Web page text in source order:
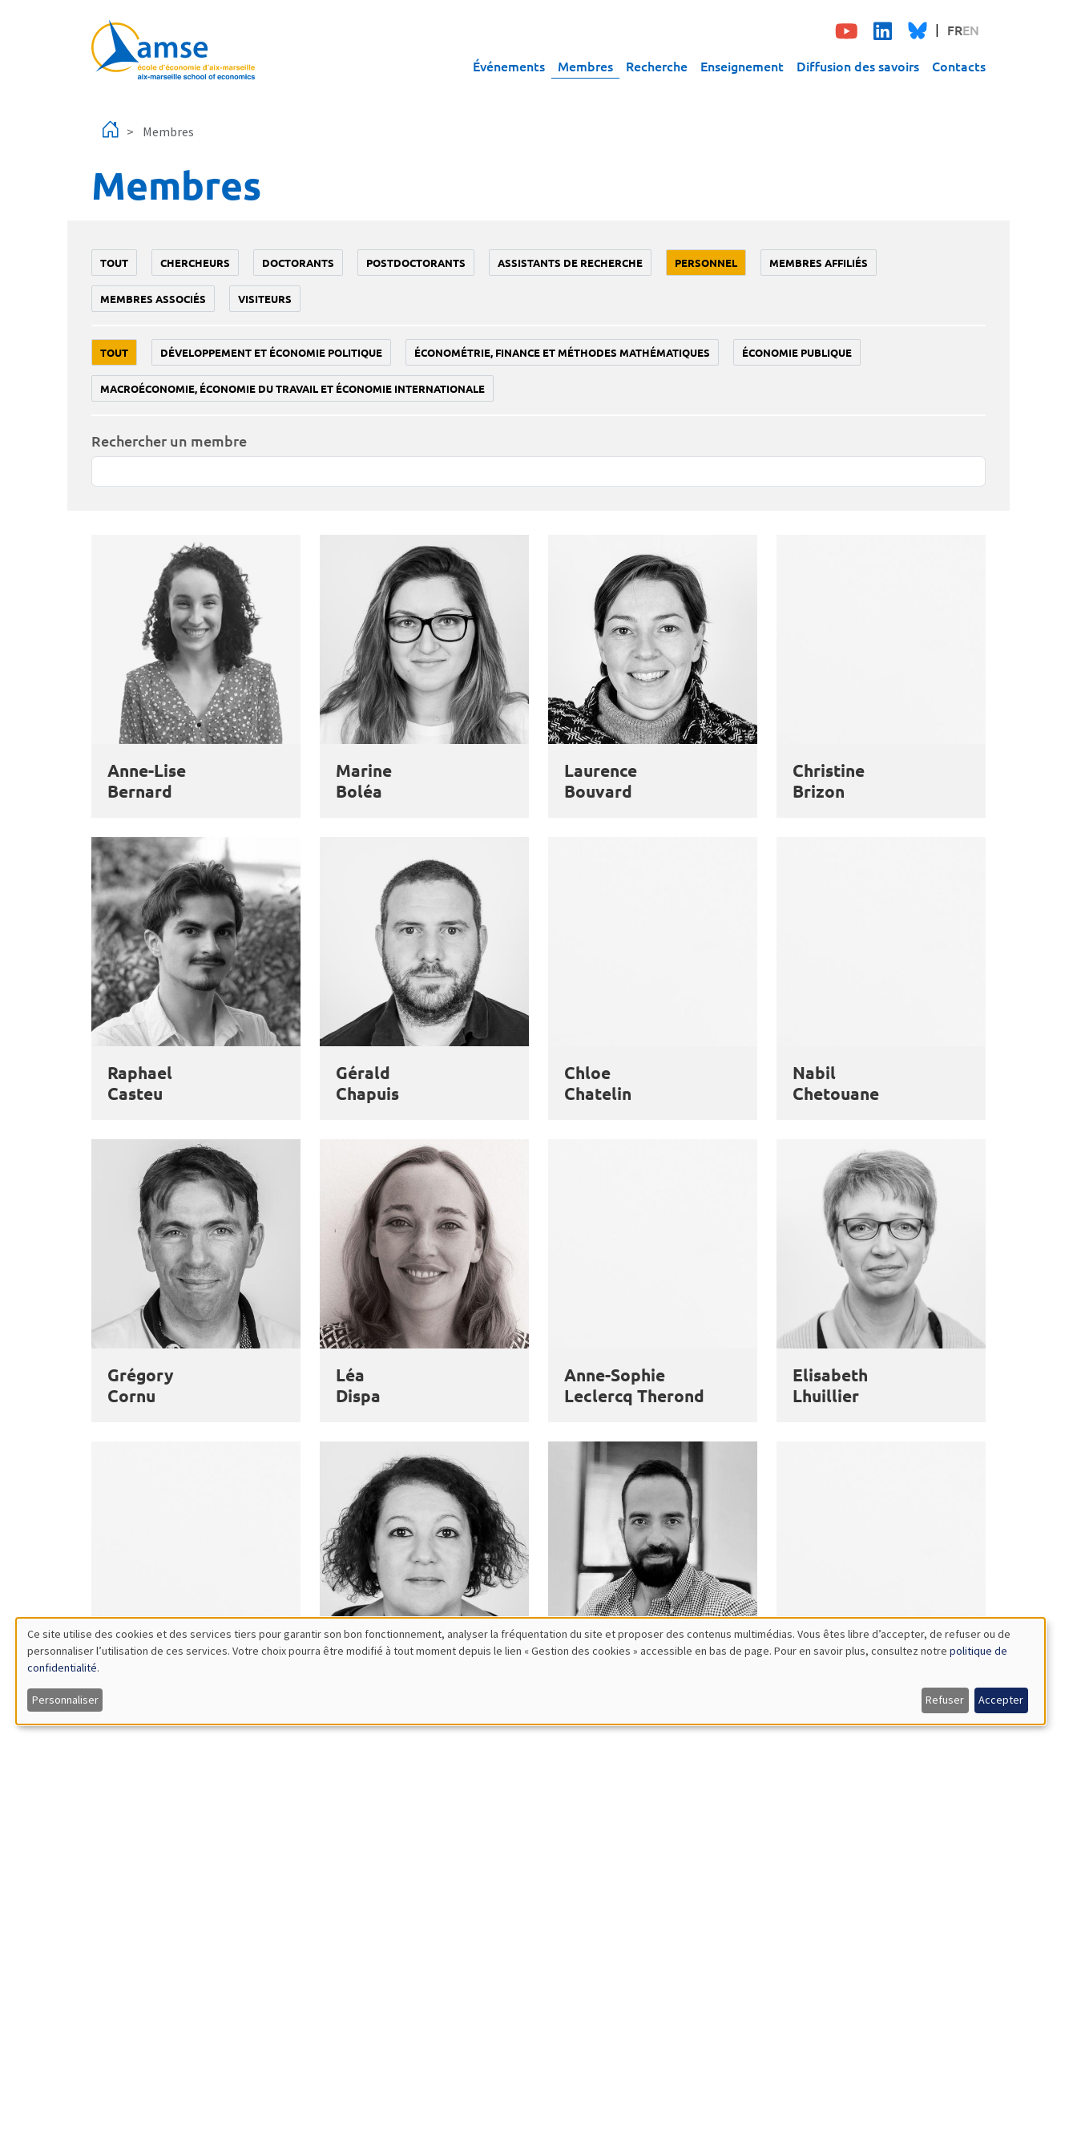
FREN
Événements Membres Recherche Enseignement Diffusion des savoirs Contacts
Membres
Membres
TOUT CHERCHEURS DOCTORANTS POSTDOCTORANTS ASSISTANTS DE RECHERCHE PERSONNEL MEMBRES AFFILIÉS
MEMBRES ASSOCIÉS VISITEURS
TOUT DÉVELOPPEMENT ET ÉCONOMIE POLITIQUE ÉCONOMÉTRIE, FINANCE ET MÉTHODES MATHÉMATIQUES ÉCONOMIE PUBLIQUE
MACROÉCONOMIE, ÉCONOMIE DU TRAVAIL ET ÉCONOMIE INTERNATIONALE
Rechercher un membre
Anne-Lise
Bernard
Marine
Boléa
Laurence
Bouvard
Christine
Brizon
Raphael
Casteu
Gérald
Chapuis
Chloe
Chatelin
Nabil
Chetouane
Grégory
Cornu
Léa
Dispa
Anne-Sophie
Leclercq Therond
Elisabeth
Lhuillier
Utilisation
des
Ce site utilise des cookies et des services tiers pour garantir son bon fonctionnement, analyser la fréquentation du site et proposer des contenus multimédias. Vous êtes libre d’accepter, de refuser ou de
personnaliser l’utilisation de ces services. Votre choix pourra être modifié à tout moment depuis le lien « Gestion des cookies » accessible en bas de page. Pour en savoir plus, consultez notre politique de
confidentialité.
Personnaliser Refuser Accepter